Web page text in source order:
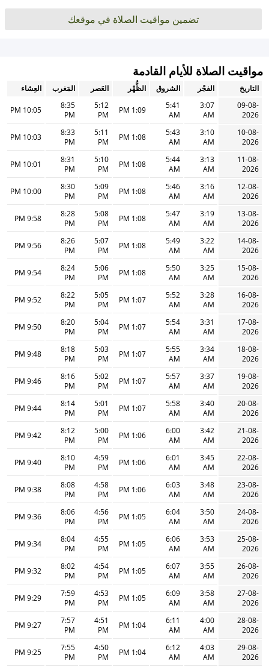
تضمين مواقيت الصلاة في موقعك
مواقيت الصلاة للأيام القادمة
التاريخ الفجْر الشروق الظُّهْر العَصر المَغرب
العِشاء
09-08-
2026
3:07
AM
5:41
AM
1:09 PM
5:12
PM
8:35
PM
10:05 PM
10-08-
2026
3:10
AM
5:43
AM
1:08 PM
5:11
PM
8:33
PM
10:03 PM
11-08-
2026
3:13
AM
5:44
AM
1:08 PM
5:10
PM
8:31
PM
10:01 PM
12-08-
2026
3:16
AM
5:46
AM
1:08 PM
5:09
PM
8:30
PM
10:00 PM
13-08-
2026
3:19
AM
5:47
AM
1:08 PM
5:08
PM
8:28
PM
9:58 PM
14-08-
2026
3:22
AM
5:49
AM
1:08 PM
5:07
PM
8:26
PM
9:56 PM
15-08-
2026
3:25
AM
5:50
AM
1:08 PM
5:06
PM
8:24
PM
9:54 PM
16-08-
2026
3:28
AM
5:52
AM
1:07 PM
5:05
PM
8:22
PM
9:52 PM
17-08-
2026
3:31
AM
5:54
AM
1:07 PM
5:04
PM
8:20
PM
9:50 PM
18-08-
2026
3:34
AM
5:55
AM
1:07 PM
5:03
PM
8:18
PM
9:48 PM
19-08-
2026
3:37
AM
5:57
AM
1:07 PM
5:02
PM
8:16
PM
9:46 PM
20-08-
2026
3:40
AM
5:58
AM
1:07 PM
5:01
PM
8:14
PM
9:44 PM
21-08-
2026
3:42
AM
6:00
AM
1:06 PM
5:00
PM
8:12
PM
9:42 PM
22-08-
2026
3:45
AM
6:01
AM
1:06 PM
4:59
PM
8:10
PM
9:40 PM
23-08-
2026
3:48
AM
6:03
AM
1:06 PM
4:58
PM
8:08
PM
9:38 PM
24-08-
2026
3:50
AM
6:04
AM
1:05 PM
4:56
PM
8:06
PM
9:36 PM
25-08-
2026
3:53
AM
6:06
AM
1:05 PM
4:55
PM
8:04
PM
9:34 PM
26-08-
2026
3:55
AM
6:07
AM
1:05 PM
4:54
PM
8:02
PM
9:32 PM
27-08-
2026
3:58
AM
6:09
AM
1:05 PM
4:53
PM
7:59
PM
9:29 PM
28-08-
2026
4:00
AM
6:11
AM
1:04 PM
4:51
PM
7:57
PM
9:27 PM
29-08-
2026
4:03
AM
6:12
AM
1:04 PM
4:50
PM
7:55
PM
9:25 PM